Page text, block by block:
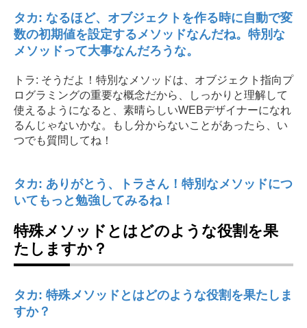
タカ: なるほど、オブジェクトを作る時に自動で変
数の初期値を設定するメソッドなんだね。特別な
メソッドって大事なんだろうな。
トラ: そうだよ！特別なメソッドは、オブジェクト指向プ
ログラミングの重要な概念だから、しっかりと理解して
使えるようになると、素晴らしいWEBデザイナーになれ
るんじゃないかな。もし分からないことがあったら、い
つでも質問してね！
タカ: ありがとう、トラさん！特別なメソッドにつ
いてもっと勉強してみるね！
特殊メソッドとはどのような役割を果
たしますか？
タカ: 特殊メソッドとはどのような役割を果たしま
すか？